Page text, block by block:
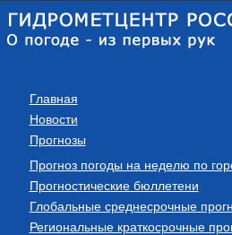
Главная
Новости
Прогнозы
Прогноз погоды на неделю по
Прогностические бюллетени
Глобальные среднесрочные
Региональные краткосрочные